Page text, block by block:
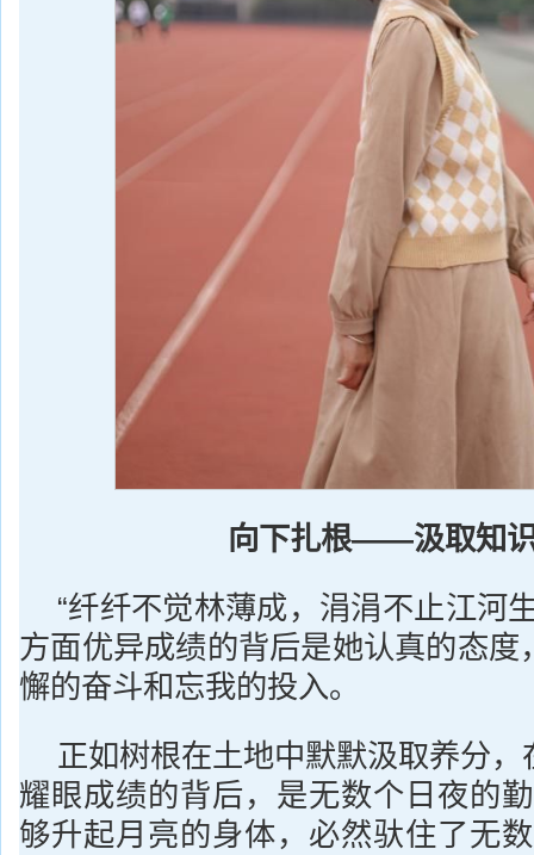
向下扎根——汲取知
“纤纤不觉林薄成，涓涓不止江河
方面优异成绩的背后是她认真的态度
懈的奋斗和忘我的投入。
正如树根在土地中默默汲取养分
耀眼成绩的背后，是无数个日夜的
够升起月亮的身体，必然驮住了无